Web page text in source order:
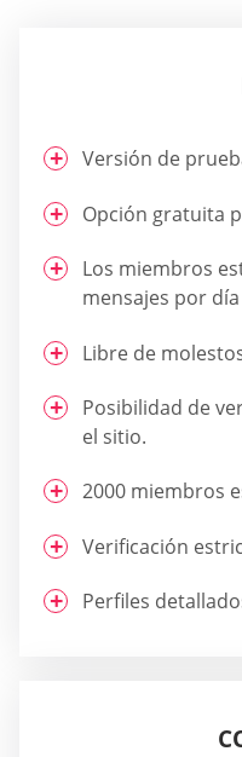
Versión de
Opción gratuita
Los miembros
mensajes por día
Libre de
Posibilidad de
el sitio.
2000 miembros
Verificación
Perfiles